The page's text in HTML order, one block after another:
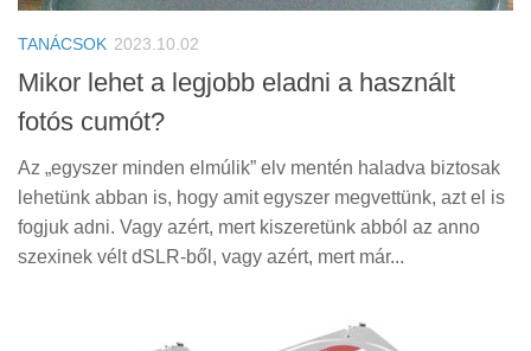
Érdekességek
Helyszíni Riport
E-BB
TANÁCSOK 2023.10.02
Mikor lehet a legjobb eladni a használt
fotós cumót?
Az „egyszer minden elmúlik” elv mentén haladva biztosak
lehetünk abban is, hogy amit egyszer megvettünk, azt el is
fogjuk adni. Vagy azért, mert kiszeretünk abból az anno
szexinek vélt dSLR-ből, vagy azért, mert már...